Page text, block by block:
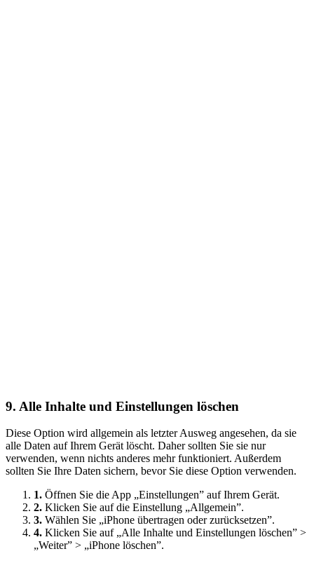
9. Alle Inhalte und Einstellungen löschen
Diese Option wird allgemein als letzter Ausweg angesehen, da sie
alle Daten auf Ihrem Gerät löscht. Daher sollten Sie sie nur
verwenden, wenn nichts anderes mehr funktioniert. Außerdem
sollten Sie Ihre Daten sichern, bevor Sie diese Option verwenden.
1. Öffnen Sie die App „Einstellungen” auf Ihrem Gerät.
2. Klicken Sie auf die Einstellung „Allgemein”.
3. Wählen Sie „iPhone übertragen oder zurücksetzen”.
4. Klicken Sie auf „Alle Inhalte und Einstellungen löschen” >
„Weiter” > „iPhone löschen”.